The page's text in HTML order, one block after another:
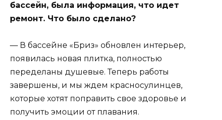
бассейн, была информация, что идет
ремонт. Что было сделано?
— В бассейне «Бриз» обновлен интерьер,
появилась новая плитка, полностью
переделаны душевые. Теперь работы
завершены, и мы ждем красносулинцев,
которые хотят поправить свое здоровье и
получить эмоции от плавания.